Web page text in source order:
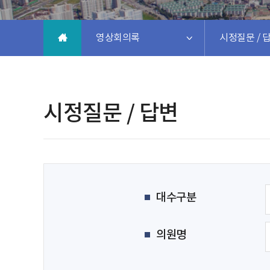
영상회의록 시정질문 /
시정질문 / 답변
대수구분
의원명